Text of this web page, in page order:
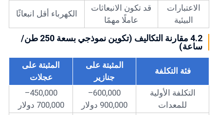
الاعتبارات
البيئية
قد تكون الانبعاثات
عاملًا مهمًا
الكهرباء أقل انبعاثًا
4.2 مقارنة التكاليف (تكوين نموذجي بسعة 250 طن/
ساعة)
فئة التكلفة
المثبتة على
جنازير
المثبتة على
عجلات
التكلفة الأولية
للمعدات
600,000–
900,000 دولار
450,000–
700,000 دولار